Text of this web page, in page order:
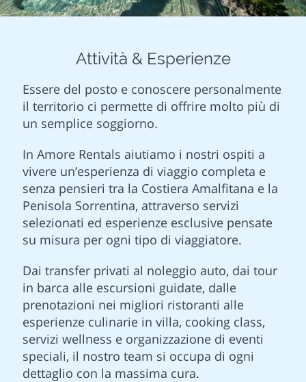
Attività & Esperienze
Essere del posto e conoscere personalmente
il territorio ci permette di offrire molto più di
un semplice soggiorno.
In Amore Rentals aiutiamo i nostri ospiti a
vivere un’esperienza di viaggio completa e
senza pensieri tra la Costiera Amalfitana e la
Penisola Sorrentina, attraverso servizi
selezionati ed esperienze esclusive pensate
su misura per ogni tipo di viaggiatore.
Dai transfer privati al noleggio auto, dai tour
in barca alle escursioni guidate, dalle
prenotazioni nei migliori ristoranti alle
esperienze culinarie in villa, cooking class,
servizi wellness e organizzazione di eventi
speciali, il nostro team si occupa di ogni
dettaglio con la massima cura.